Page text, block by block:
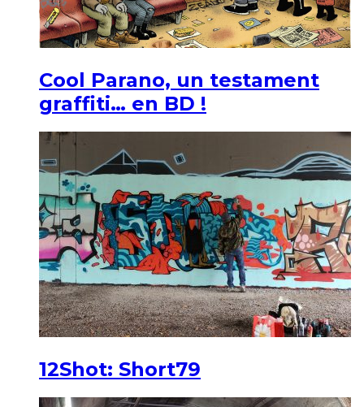
Cool Parano, un testament
graffiti… en BD !
12Shot: Short79